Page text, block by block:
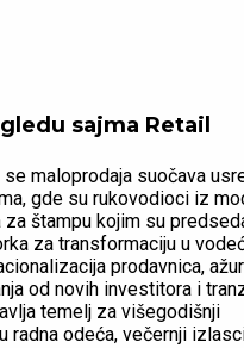
sajma Retail
maloprodaja suočava
gde su rukovodioci iz
štampu kojim su
za transformaciju u
prodavnica,
od novih investitora i
temelj za višegodišnji
radna odeća, večernji